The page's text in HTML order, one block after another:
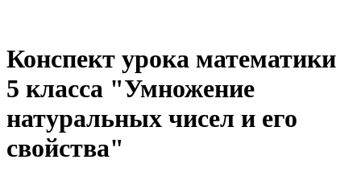
Конспект урока математики
5 класса "Умножение
натуральных чисел и его
свойства"